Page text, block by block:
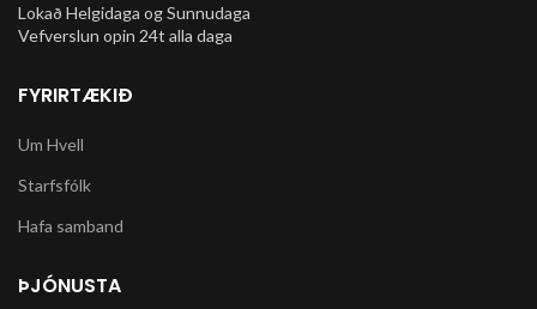
Lokað Helgidaga og Sunnudaga
Vefverslun opin 24t alla daga
FYRIRTÆKIÐ
Um Hvell
Starfsfólk
Hafa samband
ÞJÓNUSTA